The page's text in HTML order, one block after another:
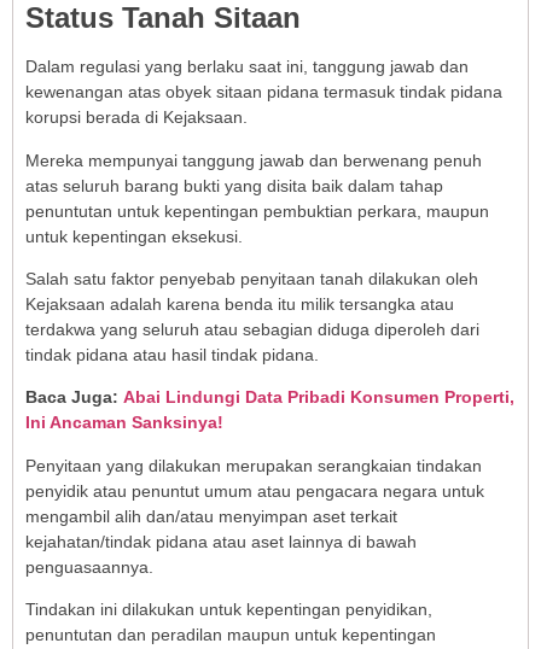
Status Tanah Sitaan
Dalam regulasi yang berlaku saat ini, tanggung jawab dan
kewenangan atas obyek sitaan pidana termasuk tindak pidana
korupsi berada di Kejaksaan.
Mereka mempunyai tanggung jawab dan berwenang penuh
atas seluruh barang bukti yang disita baik dalam tahap
penuntutan untuk kepentingan pembuktian perkara, maupun
untuk kepentingan eksekusi.
Salah satu faktor penyebab penyitaan tanah dilakukan oleh
Kejaksaan adalah karena benda itu milik tersangka atau
terdakwa yang seluruh atau sebagian diduga diperoleh dari
tindak pidana atau hasil tindak pidana.
Baca Juga: Abai Lindungi Data Pribadi Konsumen Properti,
Ini Ancaman Sanksinya!
Penyitaan yang dilakukan merupakan serangkaian tindakan
penyidik atau penuntut umum atau pengacara negara untuk
mengambil alih dan/atau menyimpan aset terkait
kejahatan/tindak pidana atau aset lainnya di bawah
penguasaannya.
Tindakan ini dilakukan untuk kepentingan penyidikan,
penuntutan dan peradilan maupun untuk kepentingan